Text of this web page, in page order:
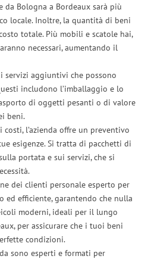
Bologna a Bordeaux sarà più
locale. Inoltre, la quantità di beni
totale. Più mobili e scatole hai,
necessari, aumentando il
servizi aggiuntivi che possono
includono l’imballaggio e lo
di oggetti pesanti o di valore
beni.
l’azienda offre un preventivo
esigenze. Si tratta di pacchetti di
portata e sui servizi, che si
dei clienti personale esperto per
ed efficiente, garantendo che nulla
moderni, ideali per il lungo
per assicurare che i tuoi beni
condizioni.
sono esperti e formati per